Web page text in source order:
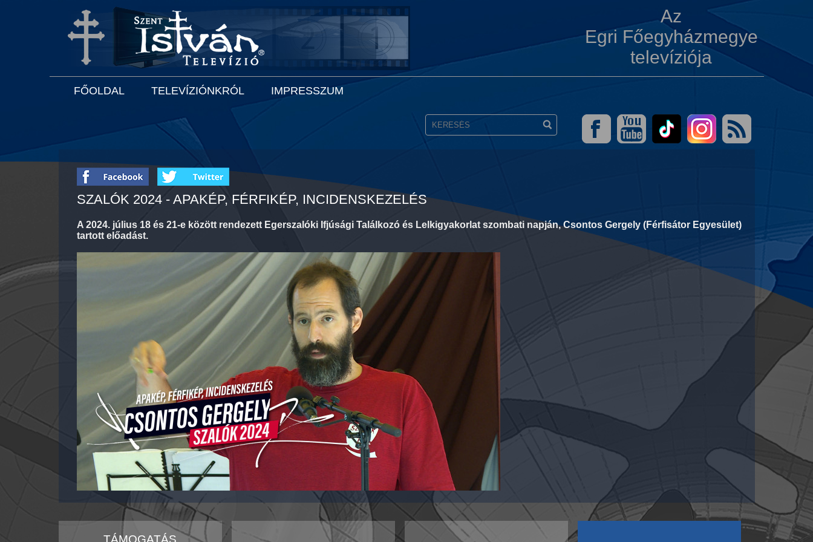
Az
Egri Főegyházmegye
televíziója
FŐOLDAL TELEVÍZIÓNKRÓL IMPRESSZUM
SZALÓK 2024 - APAKÉP, FÉRFIKÉP, INCIDENSKEZELÉS
A 2024. július 18 és 21-e között rendezett Egerszalóki Ifjúsági Találkozó és Lelkigyakorlat szombati napján, Csontos Gergely (Férfisátor Egyesület)
tartott előadást.
TÁMOGATÁS